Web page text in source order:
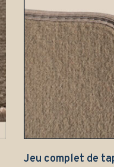
Jeu complet de